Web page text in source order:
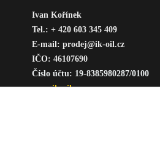
Ivan Kořínek
Tel.: + 420 603 345 409
E-mail: prodej@ik-oil.cz
IČO: 46107690
Číslo účtu: 19-8385980287/0100
www.ik-oil.cz